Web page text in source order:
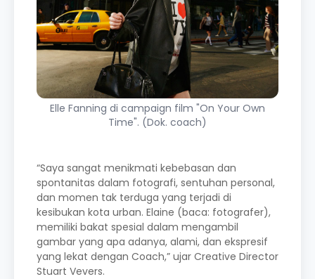
Elle Fanning di campaign film "On Your Own
Time". (Dok. coach)
“Saya sangat menikmati kebebasan dan
spontanitas dalam fotografi, sentuhan personal,
dan momen tak terduga yang terjadi di
kesibukan kota urban. Elaine (baca: fotografer),
memiliki bakat spesial dalam mengambil
gambar yang apa adanya, alami, dan ekspresif
yang lekat dengan Coach,” ujar Creative Director
Stuart Vevers.